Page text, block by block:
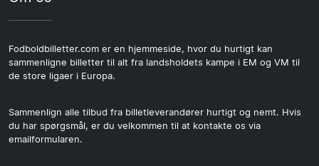
Fodboldbilletter.com er en hjemmeside, hvor du hurtigt kan
sammenligne billetter til alt fra landsholdets kampe i EM og VM til
de store ligaer i Europa.
Sammenlign alle tilbud fra billetleverandører hurtigt og nemt. Hvis
du har spørgsmål, er du velkommen til at kontakte os via
emailformularen.